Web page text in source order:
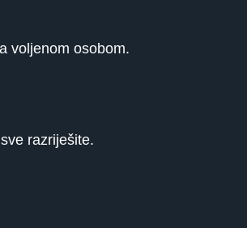
voljenom osobom.
razriješite.